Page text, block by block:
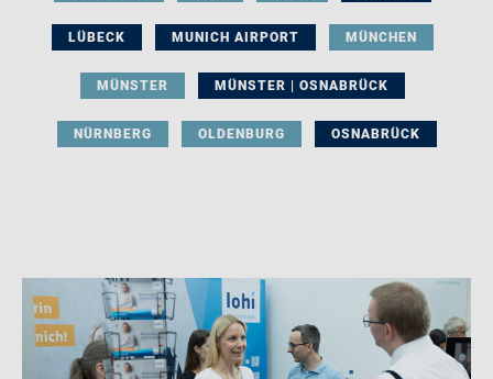
LÜBECK MUNICH AIRPORT MÜNCHEN
MÜNSTER MÜNSTER | OSNABRÜCK
NÜRNBERG OLDENBURG OSNABRÜCK